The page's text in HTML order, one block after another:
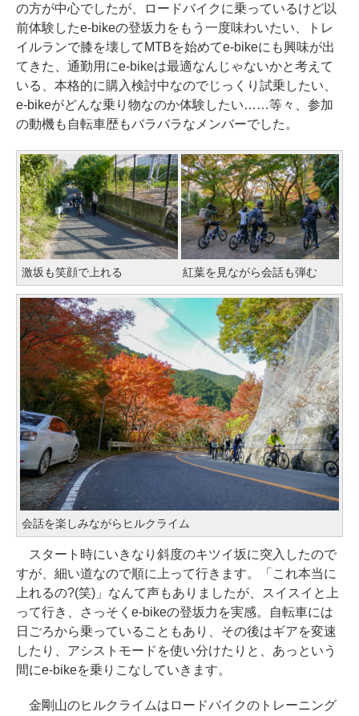
の方が中心でしたが、ロードバイクに乗っているけど以
前体験したe-bikeの登坂力をもう一度味わいたい、トレ
イルランで膝を壊してMTBを始めてe-bikeにも興味が出
てきた、通勤用にe-bikeは最適なんじゃないかと考えて
いる、本格的に購入検討中なのでじっくり試乗したい、
e-bikeがどんな乗り物なのか体験したい……等々、参加
の動機も自転車歴もバラバラなメンバーでした。
激坂も笑顔で上れる 紅葉を見ながら会話も弾む
会話を楽しみながらヒルクライム
スタート時にいきなり斜度のキツイ坂に突入したので
すが、細い道なので順に上って行きます。「これ本当に
上れるの?(笑)」なんて声もありましたが、スイスイと上
って行き、さっそくe-bikeの登坂力を実感。自転車には
日ごろから乗っていることもあり、その後はギアを変速
したり、アシストモードを使い分けたりと、あっという
間にe-bikeを乗りこなしていきます。
金剛山のヒルクライムはロードバイクのトレーニング